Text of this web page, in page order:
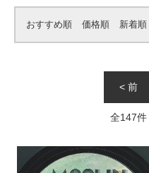
おすすめ順 価格順 新着順
< 前
全147件